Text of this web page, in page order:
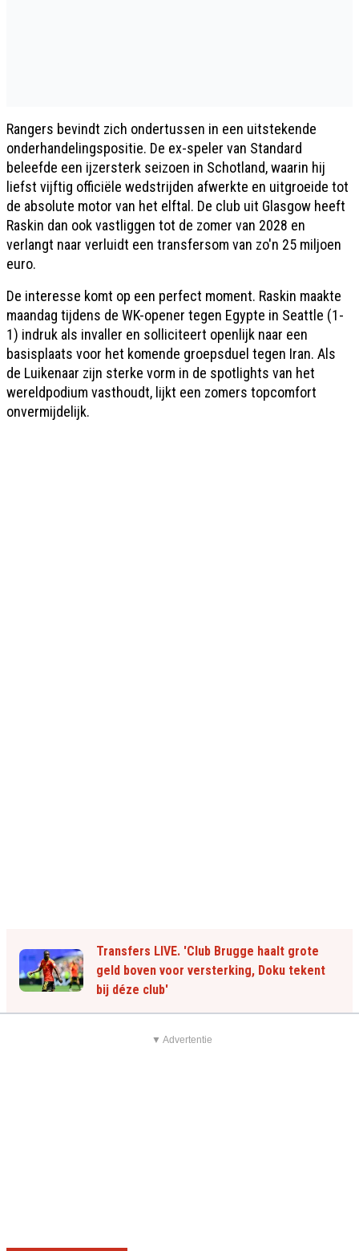
Rangers bevindt zich ondertussen in een uitstekende
onderhandelingspositie. De ex-speler van Standard
beleefde een ijzersterk seizoen in Schotland, waarin hij
liefst vijftig officiële wedstrijden afwerkte en uitgroeide tot
de absolute motor van het elftal. De club uit Glasgow heeft
Raskin dan ook vastliggen tot de zomer van 2028 en
verlangt naar verluidt een transfersom van zo'n 25 miljoen
euro.
De interesse komt op een perfect moment. Raskin maakte
maandag tijdens de WK-opener tegen Egypte in Seattle (1-
1) indruk als invaller en solliciteert openlijk naar een
basisplaats voor het komende groepsduel tegen Iran. Als
de Luikenaar zijn sterke vorm in de spotlights van het
wereldpodium vasthoudt, lijkt een zomers topcomfort
onvermijdelijk.
Transfers LIVE. 'Club Brugge haalt grote
geld boven voor versterking, Doku tekent
bij déze club'
▼ Advertentie